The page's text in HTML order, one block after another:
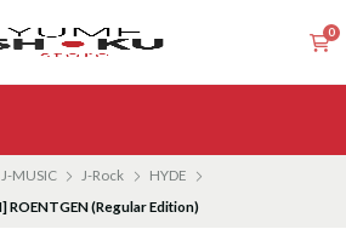
0
J-MUSIC J-Rock
HYDE
ROENTGEN (Regular Edition)